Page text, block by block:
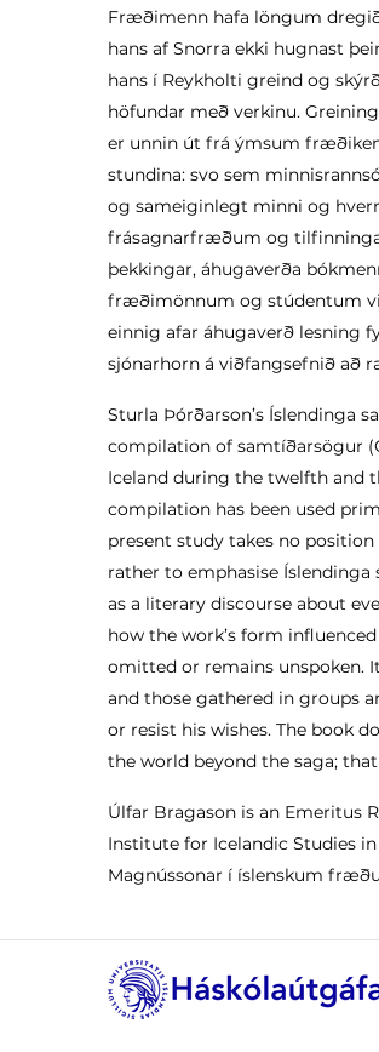
Fræðimenn hafa löngum
hans af Snorra ekki hugnast
hans í Reykholti greind og
höfundar með verkinu.
er unnin út frá ýmsum
stundina: svo sem
og sameiginlegt minni og
frásagnarfræðum og
þekkingar, áhugaverða
fræðimönnum og stúdentum
einnig afar áhugaverð lesning
sjónarhorn á viðfangsefnið að
Sturla Þórðarson’s Íslendinga
compilation of samtíðarsögur
Iceland during the twelfth and
compilation has been used
present study takes no
rather to emphasise Íslendinga
as a literary discourse about
how the work’s form
omitted or remains unspoken.
and those gathered in groups
or resist his wishes. The book
the world beyond the saga;
Úlfar Bragason is an Emeritus
Institute for Icelandic Studies
Magnússonar í íslenskum